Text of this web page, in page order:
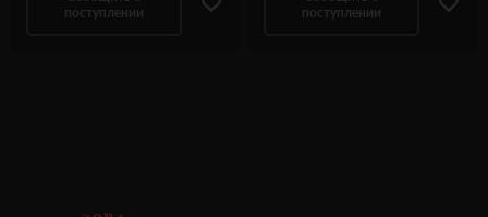
поступлении
поступлении